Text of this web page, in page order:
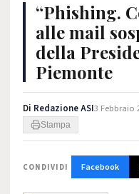
“Phishing.
alle mail
della
Piemonte
Di Redazione ASI3 Febbraio
Stampa
CONDIVIDI Facebook